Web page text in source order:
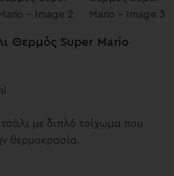
Θερμός Super Mario
με διπλό τοίχωμα που
θερμοκρασία.